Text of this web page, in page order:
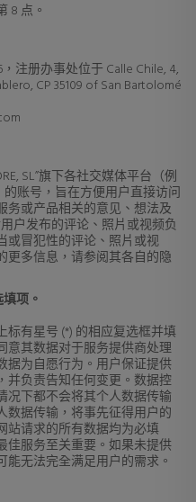
8 点。
，注册办事处位于 Calle Chile, 4,
CP 35109 of San Bartolomé
SL”旗下各社交媒体平台（例
账号，旨在方便用户直接访问
务或产品相关的意见、想法及
用户发布的评论、照片或视频负
或冒犯性的评论、照片或视
更多信息，请参阅其各自的隐
项。
有星号 (*) 的相应复选框并填
意其数据对于服务提供商处理
据为自愿行为。用户保证提供
并负责告知任何变更。数据控
况下都不会将其个人数据传输
数据传输，将事先征得用户的
站请求的所有数据均为必填
佳服务至关重要。如果未提供
无法完全满足用户的需求。